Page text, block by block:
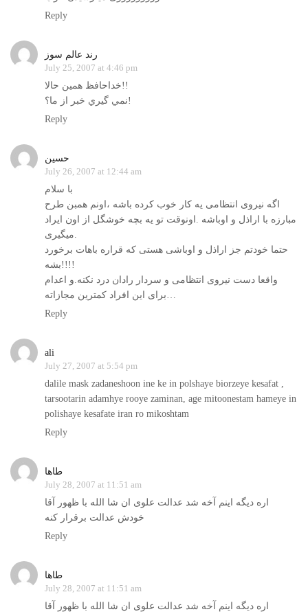
Reply
رند عالم سوز
July 25, 2007 at 4:46 pm
خداحافظ همين حالا!!
نمي گيري خبر از ما؟!
Reply
حسین
July 26, 2007 at 12:44 am
با سلام
اگه نیروی انتظامی یه کار خوب کرده باشه ،اونم همبن طرح
مبارزه با اراذل و اوباشه .اونوقت تو یه بچه خوشگل از اون ایراد
میگیری.
حتما خودتم جز اراذل و اوباشی هستی که قراره باهات برخورد
بشه!!!!
واقعا دست نیروی انتظامی و سردار رادان درد نکنه.و اعدام
برای این افراد کمترین مجازاته…
Reply
ali
July 27, 2007 at 5:54 pm
dalile mask zadaneshoon ine ke in polshaye biorzeye kesafat ,
tarsootarin adamhye rooye zaminan, age mitoonestam hameye in
polishaye kesafate iran ro mikoshtam
Reply
طاها
July 28, 2007 at 11:51 am
اره دیگه اینم آخه شد عدالت علوی ان شا الله با ظهور آقا
خودش عدالت برقرار کنه
Reply
طاها
July 28, 2007 at 11:51 am
اره دیگه اینم آخه شد عدالت علوی ان شا الله با ظهور آقا